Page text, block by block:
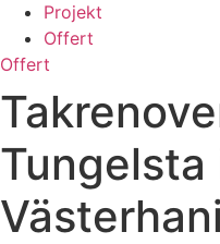
Projekt
Offert
Offert
Tungelsta